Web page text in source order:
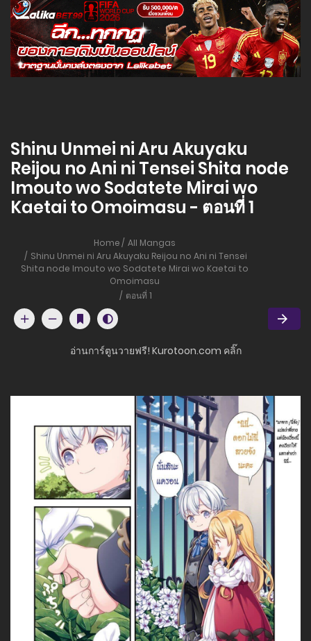
Shinu Unmei ni Aru Akuyaku
Reijou no Ani ni Tensei Shita node
Imouto wo Sodatete Mirai wo
Kaetai to Omoimasu - ตอนที่ 1
Home
All Mangas
Shinu Unmei ni Aru Akuyaku Reijou no Ani ni Tensei
Shita node Imouto wo Sodatete Mirai wo Kaetai to
Omoimasu
ตอนที่ 1
อ่านการ์ตูนวายฟรี! Kurotoon.com คลิ๊ก